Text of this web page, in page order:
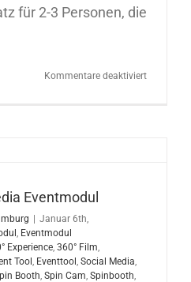
für 2-3 Personen, die
Kommentare deaktiviertfür
Eventmodul
Januar 6th,
, Eventmodul
Experience, 360° Film,
Tool , Eventtool , Social Media,
Booth, Spin Cam, Spinbooth,